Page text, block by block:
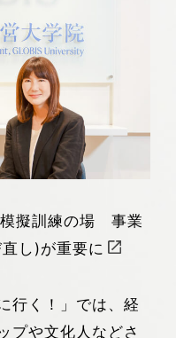
擬訓練の場 事業
し)が重要に
行く！」では、経
プや文化人などさ